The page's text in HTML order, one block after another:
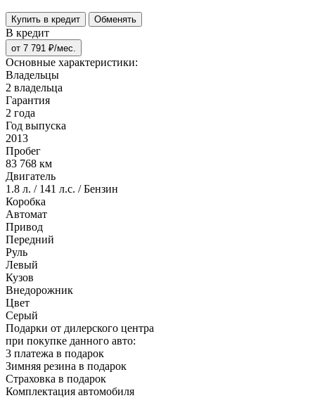
Купить в кредит Обменять
В кредит
от 7 791 ₽/мес.
Основные характеристики:
Владельцы
2 владельца
Гарантия
2 года
Год выпуска
2013
Пробег
83 768 км
Двигатель
1.8 л. / 141 л.с. / Бензин
Коробка
Автомат
Привод
Передний
Руль
Левый
Кузов
Внедорожник
Цвет
Серый
Подарки от дилерского центра
при покупке данного авто:
3 платежа в подарок
Зимняя резина в подарок
Страховка в подарок
Комплектация автомобиля